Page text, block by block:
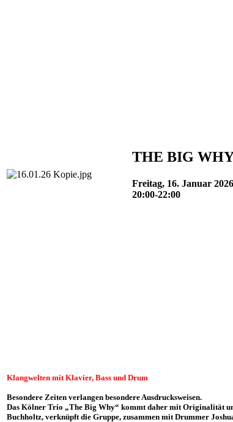
THE BIG
Freitag, 16. Januar 2026
20:00-22:00
Klangwelten mit Klavier, Bass und Drum
Besondere Zeiten verlangen besondere Ausdrucksweisen.
Das Kölner Trio „The Big Why“ kommt daher mit Originalität
Buchholtz, verknüpft die Gruppe, zusammen mit Drummer